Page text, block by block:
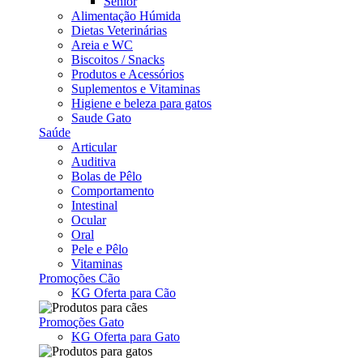
Alimentação Húmida
Dietas Veterinárias
Areia e WC
Biscoitos / Snacks
Produtos e Acessórios
Suplementos e Vitaminas
Higiene e beleza para gatos
Saude Gato
Saúde
Articular
Auditiva
Bolas de Pêlo
Comportamento
Intestinal
Ocular
Oral
Pele e Pêlo
Vitaminas
Promoções Cão
KG Oferta para Cão
Promoções Gato
KG Oferta para Gato